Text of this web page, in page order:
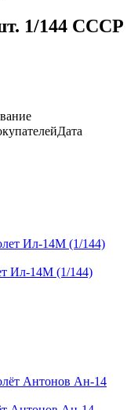
1/144 СССР
Дата
Ил-14М (1/144)